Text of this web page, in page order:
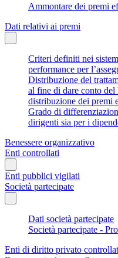
Ammontare dei premi
Dati relativi ai premi
Criteri definiti nei
performance per
Distribuzione del
al fine di dare conto
distribuzione dei premi
Grado di
dirigenti sia per i
Benessere organizzativo
Enti controllati
Enti pubblici vigilati
Società partecipate
Dati società partecipate
Società partecipate -
Enti di diritto privato